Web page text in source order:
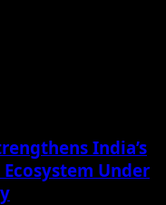
India’s
Under